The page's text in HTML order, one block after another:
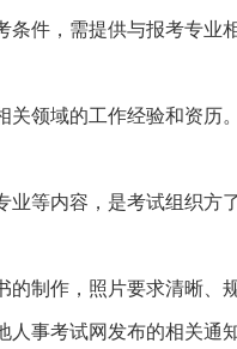
件，需提供与报考专业
领域的工作经验和资历。
等内容，是考试组织方
制作，照片要求清晰、规
事考试网发布的相关通